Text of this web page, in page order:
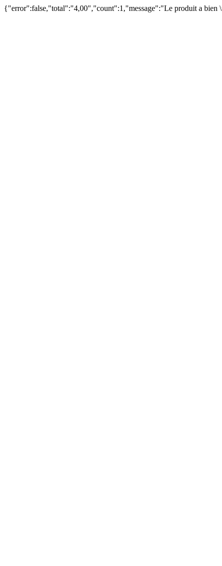
{"error":false,"total":"4,00","count":1,"message":"Le produit a bien